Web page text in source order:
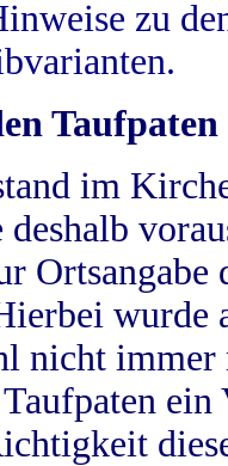
zu
Taufpaten
im
wurde
nicht